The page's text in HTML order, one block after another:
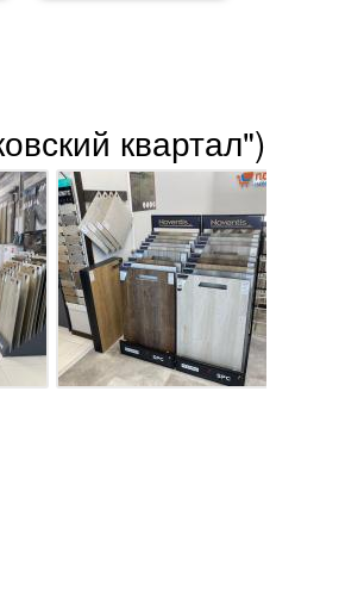
квартал")